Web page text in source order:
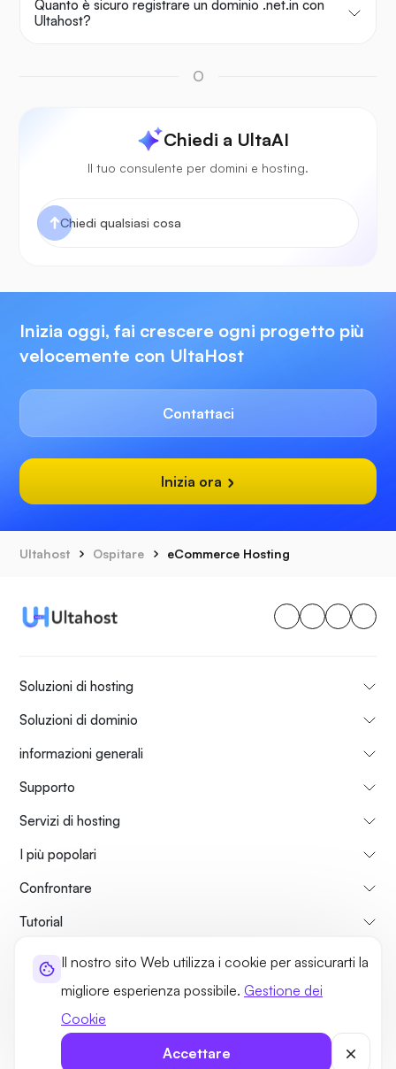
Il nostro sito Web utilizza i cookie per assicurarti la
migliore esperienza possibile. Gestione dei
Cookie
Accettare
Quanto è sicuro registrare un dominio .net.in con
Ultahost?
O
Chiedi a UltaAI
Il tuo consulente per domini e hosting.
Inizia oggi, fai crescere ogni progetto più
velocemente con UltaHost
Contattaci
Inizia ora
Ultahost Ospitare eCommerce Hosting
Soluzioni di hosting
Soluzioni di dominio
informazioni generali
Supporto
Servizi di hosting
I più popolari
Confrontare
Tutorial
Su di Noi
Norme sulla PrivacyPolitiche legaliMappa del sito
©2026 UltaHost - Tutti i diritti riservati